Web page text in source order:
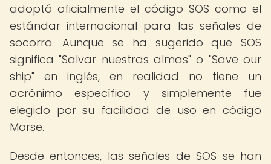
adoptó oficialmente el código SOS como el
estándar internacional para las señales de
socorro. Aunque se ha sugerido que SOS
significa "Salvar nuestras almas" o "Save our
ship" en inglés, en realidad no tiene un
acrónimo específico y simplemente fue
elegido por su facilidad de uso en código
Morse.
Desde entonces, las señales de SOS se han